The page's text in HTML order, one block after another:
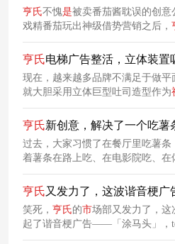
亨氏不愧是被卖番茄酱耽误的创意
戏精番茄玩出神级借势营销之后，
度了：海报上，两根薯条模拟出
当成足球来踢，幽默还原经典足球
亨氏电梯广告整活，立体装置
现在，越来越多品牌不满足于做平
就大胆采用立体巨型吐司造型作为
物形态打破电梯空间的单调感，
力！
亨氏新创意，解决了一个吃薯
过去，大家习惯了在餐厅里吃薯
着薯条在路上吃、在电影院吃、在
狈地蘸酱就成了一个世纪难题。亨
手广告公司Rethink重新设计了一个
亨氏又发力了，这波谐音梗广
笑死， 亨氏的市场部又发力了，这
起了谐音梗广告——「涂马头」，
产品动作、生肖元素、吉祥祝福